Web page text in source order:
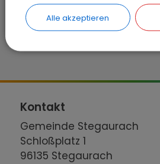
Kontakt
Gemeinde Stegaurach
Schloßplatz 1
96135 Stegaurach
Alle akzeptieren